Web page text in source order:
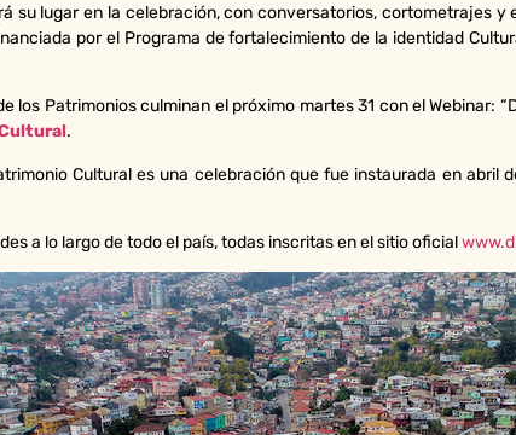
su lugar en la celebración, con conversatorios, cortometrajes y
por el Programa de fortalecimiento de la identidad
los Patrimonios culminan el próximo martes 31 con el Webinar:
.
Cultural es una celebración que fue instaurada en
a lo largo de todo el país, todas inscritas en el sitio oficial